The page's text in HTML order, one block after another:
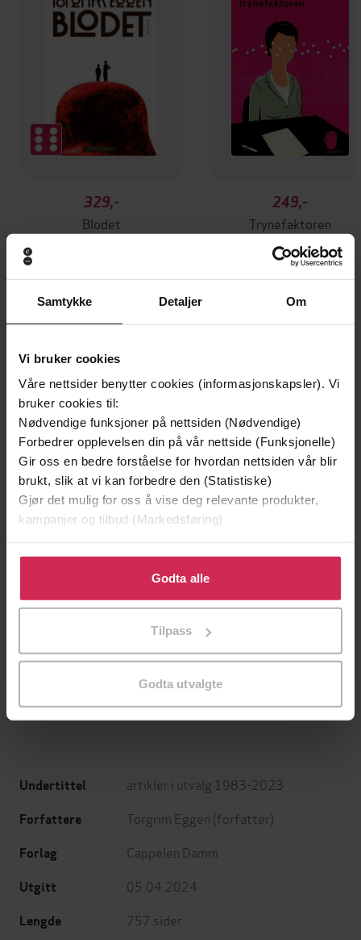
Samtykke Detaljer Om
Vi bruker cookies
Våre nettsider benytter cookies (informasjonskapsler). Vi
bruker cookies til:
Nødvendige funksjoner på nettsiden (Nødvendige)
Forbedrer opplevelsen din på vår nettside (Funksjonelle)
Gir oss en bedre forståelse for hvordan nettsiden vår blir
brukt, slik at vi kan forbedre den (Statistiske)
Gjør det mulig for oss å vise deg relevante produkter,
kampanjer og tilbud (Markedsføring)
Klikk på «Godta alle» for å gi oss ditt samtykke til å
bruke cookies for alle disse formålene. Du kan også
tilpasse ditt samtykke til spesifikke formål ved å klikke
Godta alle
Tilpass
Godta utvalgte
329,-
Blodet
249,-
Trynefaktoren
Torgrim Eggen
EBOK
Premium
Vinner av Rivertonprisen
Minnesota
Premium
Gater jeg har levd
Undertittel artikler i utvalg 1983-2023
Forfattere Torgrim Eggen (forfatter)
Forlag Cappelen Damm
Utgitt 05.04.2024
Lengde 757 sider